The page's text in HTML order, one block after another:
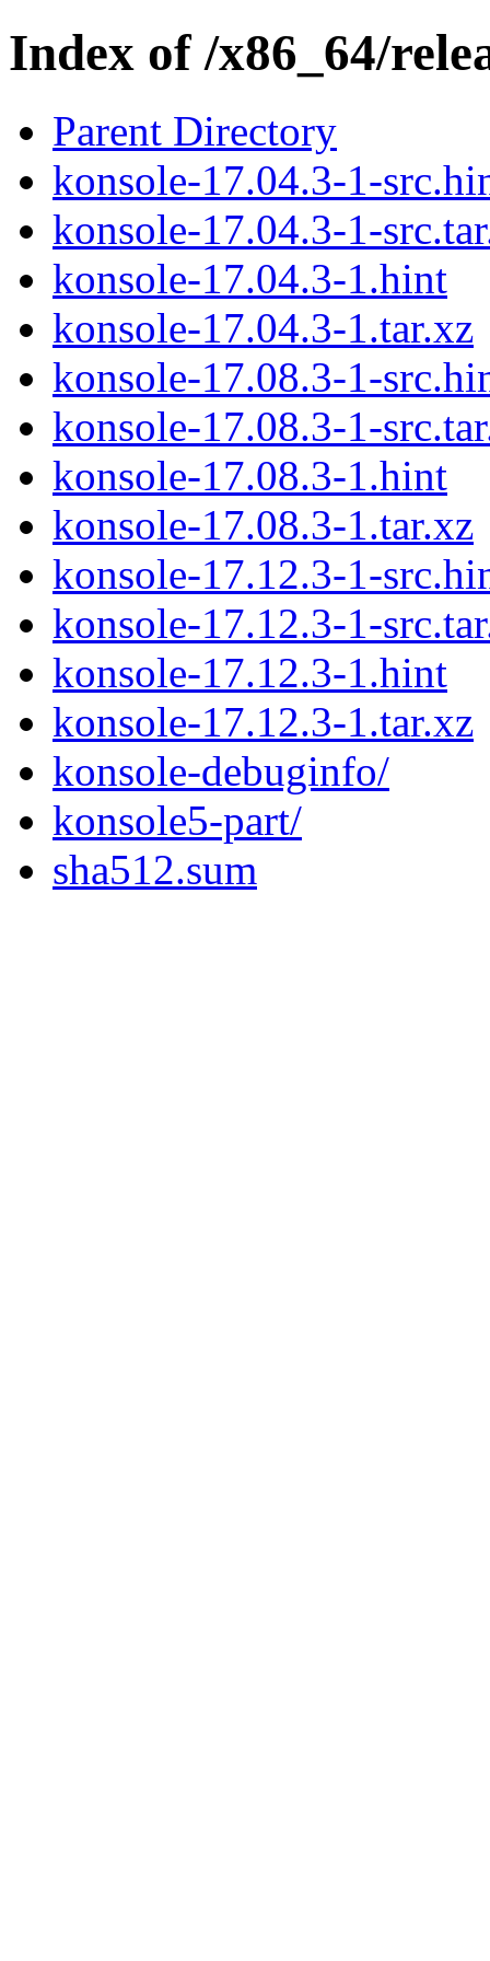
Index of /x86_64/
Parent Directory
konsole-17.04.3-1-
konsole-17.04.3-1-
konsole-17.04.3-1.hint
konsole-17.04.3-1.tar.xz
konsole-17.08.3-1-
konsole-17.08.3-1-
konsole-17.08.3-1.hint
konsole-17.08.3-1.tar.xz
konsole-17.12.3-1-
konsole-17.12.3-1-
konsole-17.12.3-1.hint
konsole-17.12.3-1.tar.xz
konsole-debuginfo/
konsole5-part/
sha512.sum